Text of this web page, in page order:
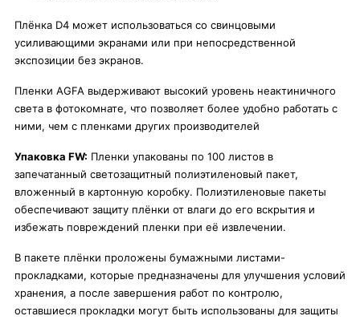
Плёнка D4 может использоваться со свинцовыми
усиливающими экранами или при непосредственной
экспозиции без экранов.
Пленки AGFA выдерживают высокий уровень неактиничного
света в фотокомнате, что позволяет более удобно работать с
ними, чем с пленками других производителей
Упаковка FW: Пленки упакованы по 100 листов в
запечатанный светозащитный полиэтиленовый пакет,
вложенный в картонную коробку. Полиэтиленовые пакеты
обеспечивают защиту плёнки от влаги до его вскрытия и
избежать повреждений пленки при её извлечении.
В пакете плёнки проложены бумажными листами-
прокладками, которые предназначены для улучшения условий
хранения, а после завершения работ по контролю,
оставшиеся прокладки могут быть использованы для защиты